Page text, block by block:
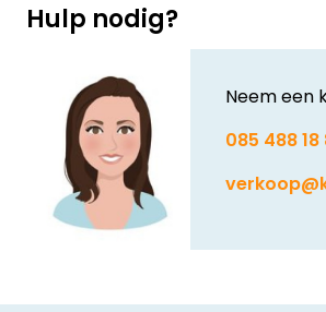
Hulp nodig?
Neem een
085 488 18